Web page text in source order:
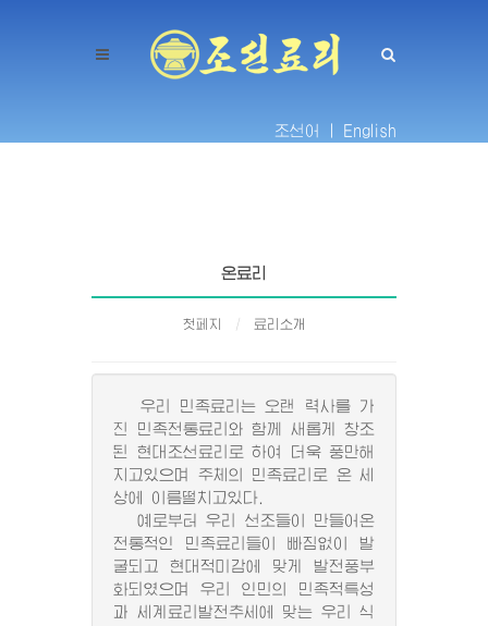
조선어 | English
온료리
첫페지 료리소개
우리 민족료리는 오랜 력사를 가
진 민족전통료리와 함께 새롭게 창조
된 현대조선료리로 하여 더욱 풍만해
지고있으며 주체의 민족료리로 온 세
상에 이름떨치고있다.
예로부터 우리 선조들이 만들어온
전통적인 민족료리들이 빠짐없이 발
굴되고 현대적미감에 맞게 발전풍부
화되였으며 우리 인민의 민족적특성
과 세계료리발전추세에 맞는 우리 식